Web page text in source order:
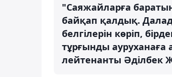
"Саяжайларға
байқап қалдық.
белгілерін көріп,
тұрғынды ауруханаға
лейтенанты Әділбек